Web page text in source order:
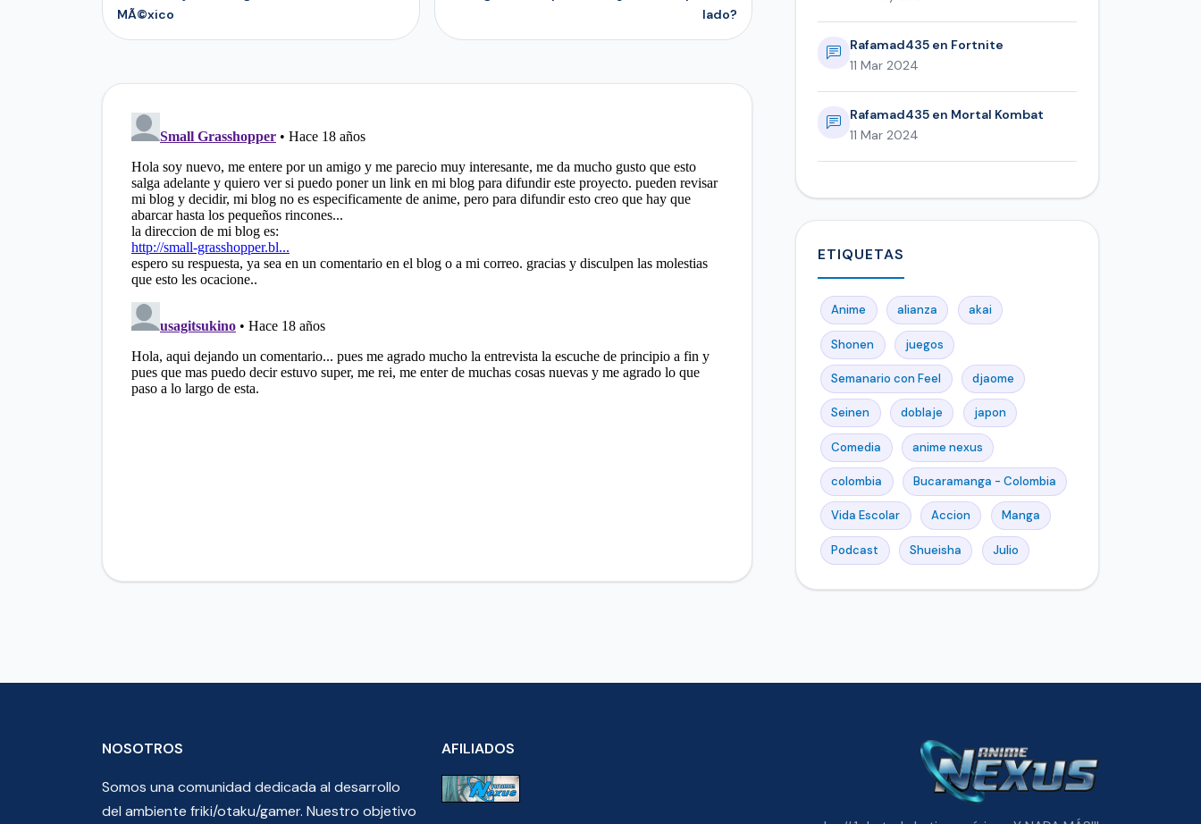
MÃ©xico
lado?
Rafamad435 en Fortnite
11 Mar 2024
Rafamad435 en Mortal Kombat
11 Mar 2024
ETIQUETAS
Anime alianza akai
Shonen juegos
Semanario con Feel djaome
Seinen doblaje japon
Comedia anime nexus
colombia Bucaramanga - Colombia
Vida Escolar Accion Manga
Podcast Shueisha Julio
NOSOTROS
Somos una comunidad dedicada al desarrollo
del ambiente friki/otaku/gamer. Nuestro objetivo
AFILIADOS